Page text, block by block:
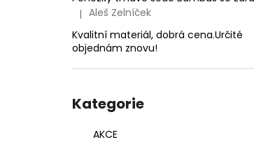
Hodnocení produktu je 5 z 5 hvězdiček.
| Aleš Zelníček
Kvalitní materiál, dobrá cena.Určité
objednám znovu!
kategorie
Kategorie
AKCE
24 Kč